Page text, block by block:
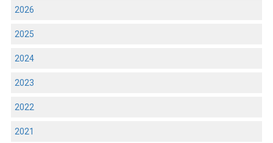
2026
2025
2024
2023
2022
2021